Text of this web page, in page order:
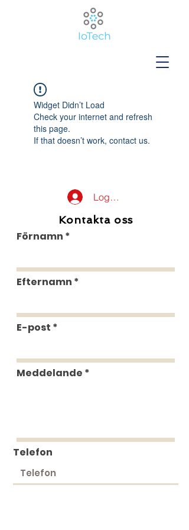
Widget Didn’t Load
Check your internet and refresh
this page.
If that doesn’t work, contact us.
Logga in
Kontakta oss
Förnamn
Efternamn
E-post
Meddelande
Telefon